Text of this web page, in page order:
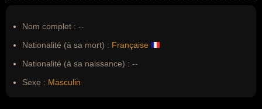
Nom complet : --
Nationalité (à sa mort) : Française
Nationalité (à sa naissance) : --
Sexe : Masculin